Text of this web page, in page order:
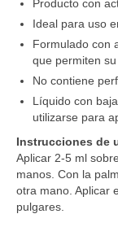
Producto con
Ideal para uso
Formulado con
que permiten
No contiene
Líquido con
utilizarse para
Instrucciones de
Aplicar 2-5 ml
manos. Con la
otra mano. Aplicar
pulgares.